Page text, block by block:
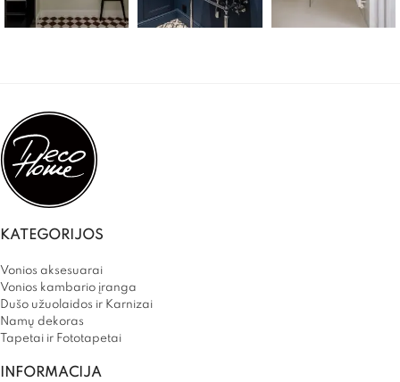
KATEGORIJOS
Vonios aksesuarai
Vonios kambario įranga
Dušo užuolaidos ir Karnizai
Namų dekoras
Tapetai ir Fototapetai
INFORMACIJA